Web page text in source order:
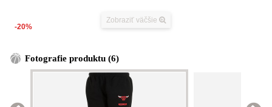
Zobraziť väčšie
-20%
Fotografie produktu (6)